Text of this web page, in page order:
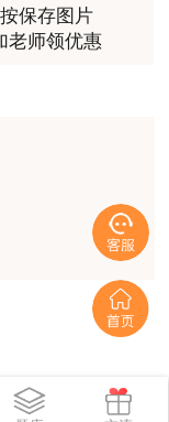
通过了。
保存图片
老师领优惠